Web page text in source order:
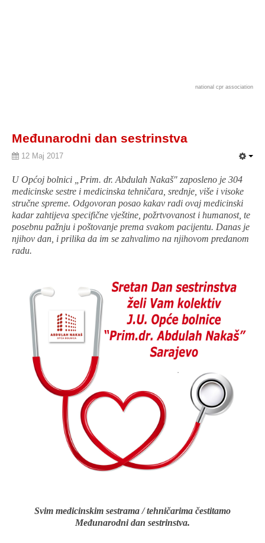
national cpr association
Međunarodni dan sestrinstva
12 Maj 2017
U Općoj bolnici „Prim. dr. Abdulah Nakaš" zaposleno je 304
medicinske sestre i medicinska tehničara, srednje, više i visoke
stručne spreme. Odgovoran posao kakav radi ovaj medicinski
kadar zahtijeva specifične vještine, požrtvovanost i humanost, te
posebnu pažnju i poštovanje prema svakom pacijentu. Danas je
njihov dan, i prilika da im se zahvalimo na njihovom predanom
radu.
Svim medicinskim sestrama / tehničarima čestitamo
Međunarodni dan sestrinstva.